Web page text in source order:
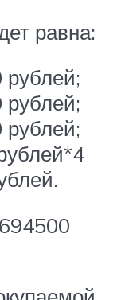
равна:
рублей;
рублей;
рублей;